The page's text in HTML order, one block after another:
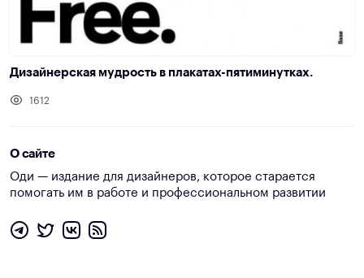
Дизайнерская мудрость в плакатах-пятиминутках.
1612
О сайте
Оди — издание для дизайнеров, которое старается
помогать им в работе и профессиональном развитии